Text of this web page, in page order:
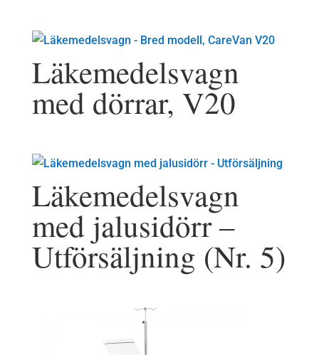
Läkemedelsvagn
med dörrar, V20
Läkemedelsvagn
med jalusidörr –
Utförsäljning (Nr. 5)